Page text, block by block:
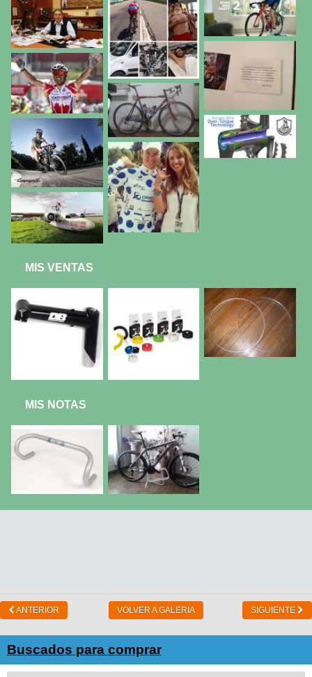
MIS VENTAS
MIS NOTAS
ANTERIOR VOLVER A GALERIA SIGUIENTE
Buscados para comprar